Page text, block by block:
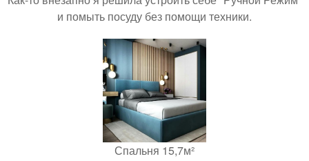
и помыть посуду без помощи техники.
Спальня 15,7м²